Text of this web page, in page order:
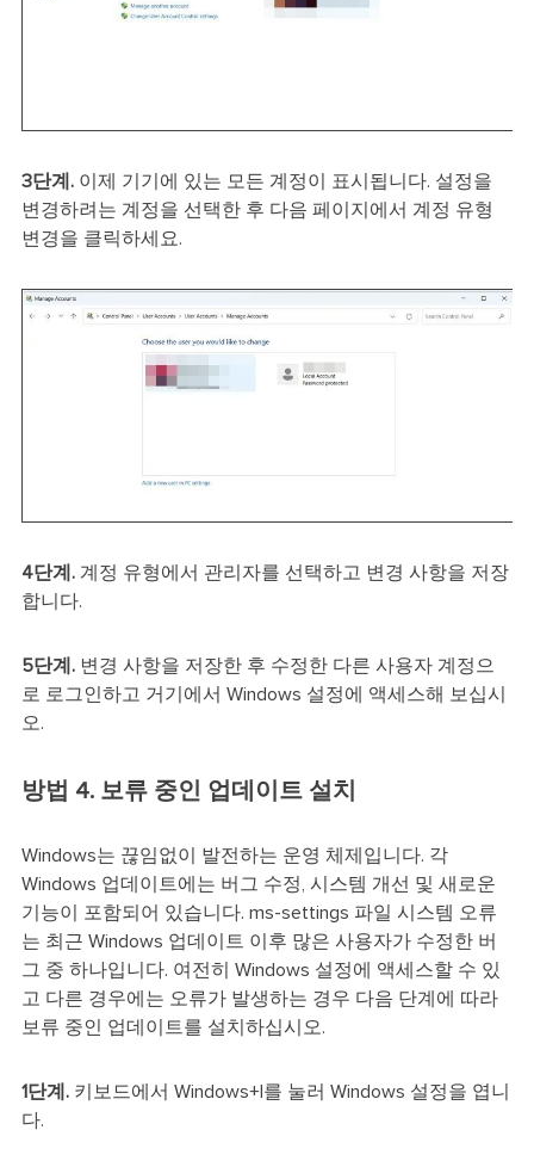
3단계.이제 기기에 있는 모든 계정이 표시됩니다. 설정을
변경하려는 계정을 선택한 후 다음 페이지에서 계정 유형
변경을 클릭하세요.
4단계.계정 유형에서 관리자를 선택하고 변경 사항을 저장
합니다.
5단계.변경 사항을 저장한 후 수정한 다른 사용자 계정으
로 로그인하고 거기에서 Windows 설정에 액세스해 보십시
오.
방법 4. 보류 중인 업데이트 설치
Windows는 끊임없이 발전하는 운영 체제입니다. 각
Windows 업데이트에는 버그 수정, 시스템 개선 및 새로운
기능이 포함되어 있습니다. ms-settings 파일 시스템 오류
는 최근 Windows 업데이트 이후 많은 사용자가 수정한 버
그 중 하나입니다. 여전히 Windows 설정에 액세스할 수 있
고 다른 경우에는 오류가 발생하는 경우 다음 단계에 따라
보류 중인 업데이트를 설치하십시오.
1단계.키보드에서 Windows+I를 눌러 Windows 설정을 엽니
다.